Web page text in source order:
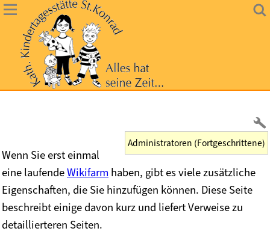
Administratoren (Fortgeschrittene)
Wenn Sie erst einmal
eine laufendeWikifarm haben, gibt es viele zusätzliche
Eigenschaften, die Sie hinzufügen können. Diese Seite
beschreibt einige davon kurz und liefert Verweise zu
detaillierteren Seiten.